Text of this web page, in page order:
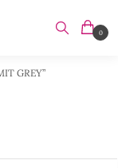
0
GREY”